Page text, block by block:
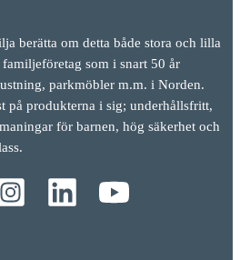
berätta om detta både stora och lilla
som i snart 50 år
parkmöbler m.m. i Norden.
på produkterna i sig; underhållsfritt,
för barnen, hög säkerhet och